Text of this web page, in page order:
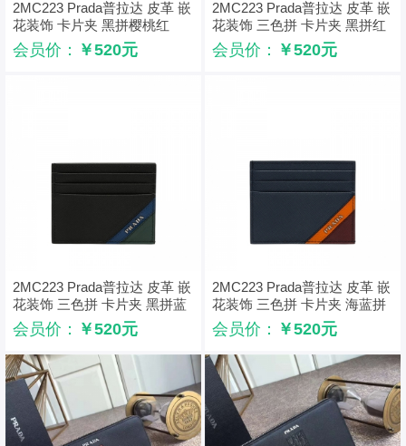
2MC223 Prada普拉达 皮革 嵌
花装饰 卡片夹 黑拼樱桃红
会员价： ￥520元
2MC223 Prada普拉达 皮革 嵌
花装饰 三色拼 卡片夹 黑拼红
拼蓝
会员价： ￥520元
2MC223 Prada普拉达 皮革 嵌
花装饰 三色拼 卡片夹 黑拼蓝
拼绿
会员价： ￥520元
2MC223 Prada普拉达 皮革 嵌
花装饰 三色拼 卡片夹 海蓝拼
橙拼石榴红
会员价： ￥520元